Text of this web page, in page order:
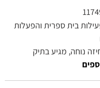
בית ספרית והפעלות
נוחה, מגיע בתיק